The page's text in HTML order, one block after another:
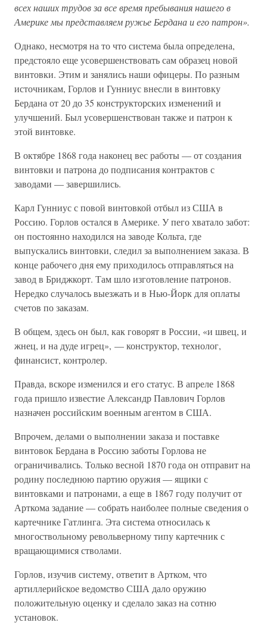
всех наших трудов за все время пребывания нашего в
Америке мы представляем ружье Бердана и его патрон».
Однако, несмотря на то что система была определена,
предстояло еще усовершенствовать сам образец новой
винтовки. Этим и занялись наши офицеры. По разным
источникам, Горлов и Гунниус внесли в винтовку
Бердана от 20 до 35 конструкторских изменений и
улучшений. Был усовершенствован также и патрон к
этой винтовке.
В октябре 1868 года наконец вес работы — от создания
винтовки и патрона до подписания контрактов с
заводами — завершились.
Карл Гунниус с повой винтовкой отбыл из США в
Россию. Горлов остался в Америке. У пего хватало забот:
он постоянно находился на заводе Кольта, где
выпускались винтовки, следил за выполнением заказа. В
конце рабочего дня ему приходилось отправляться на
завод в Бриджкорт. Там шло изготовление патронов.
Нередко случалось выезжать и в Нью-Йорк для оплаты
счетов по заказам.
В общем, здесь он был, как говорят в России, «и швец, и
жнец, и на дуде игрец», — конструктор, технолог,
финансист, контролер.
Правда, вскоре изменился и его статус. В апреле 1868
года пришло известие Александр Павлович Горлов
назначен российским военным агентом в США.
Впрочем, делами о выполнении заказа и поставке
винтовок Бердана в Россию заботы Горлова не
ограничивались. Только весной 1870 года он отправит на
родину последнюю партию оружия — ящики с
винтовками и патронами, а еще в 1867 году получит от
Арткома задание — собрать наиболее полные сведения о
картечнике Гатлинга. Эта система относилась к
многоствольному револьверному типу картечник с
вращающимися стволами.
Горлов, изучив систему, ответит в Артком, что
артиллерийское ведомство США дало оружию
положительную оценку и сделало заказ на сотню
установок.